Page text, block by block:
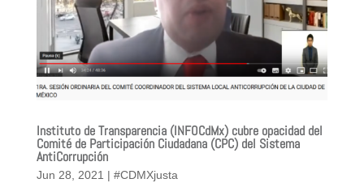
Instituto de Transparencia (INFOCdMx) cubre opacidad del
Comité de Participación Ciudadana (CPC) del Sistema
AntiCorrupción
Jun 28, 2021 | #CDMXjusta